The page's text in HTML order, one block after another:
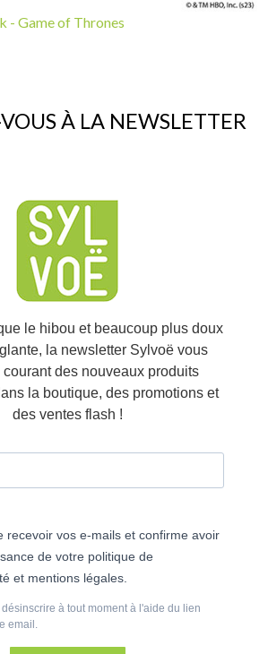
- Game of Thrones
À LA NEWSLETTER
le hibou et beaucoup plus doux
la newsletter Sylvoë vous
des nouveaux produits
la boutique, des promotions et
des ventes flash !
recevoir vos e-mails et confirme avoir
de votre politique de
et mentions légales.
à tout moment à l'aide du lien
email.